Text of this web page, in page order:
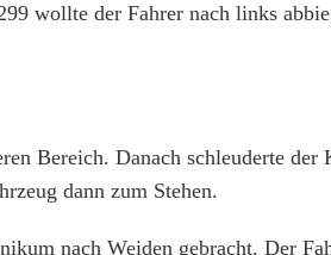
wollte der Fahrer nach links
Bereich. Danach schleuderte der
dann zum Stehen.
nach Weiden gebracht. Der